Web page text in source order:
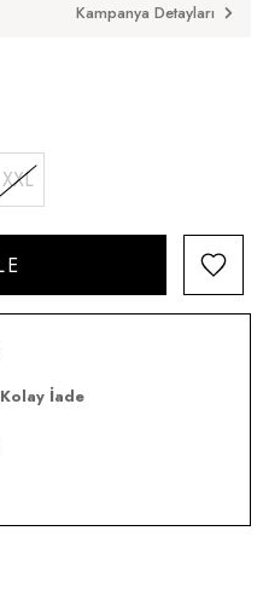
Kampanya Detayları
XXL
Kolay İade